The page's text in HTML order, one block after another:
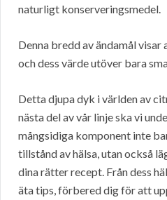
naturligt konserveringsmedel.
Denna bredd av ändamål
och dess värde utöver bara
Detta djupa dyk i världen av
nästa del av vår linje ska vi
mångsidiga komponent inte
tillstånd av hälsa, utan också
dina rätter recept. Från dess
äta tips, förbered dig för att